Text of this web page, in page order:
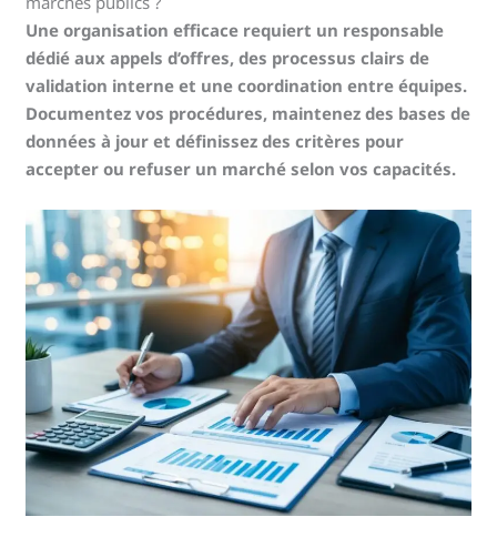
Une organisation efficace requiert un responsable
dédié aux appels d’offres, des processus clairs de
validation interne et une coordination entre équipes.
Documentez vos procédures, maintenez des bases de
données à jour et définissez des critères pour
accepter ou refuser un marché selon vos capacités.